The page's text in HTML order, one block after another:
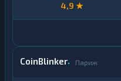
4,9 ★
CoinBlinker Париж